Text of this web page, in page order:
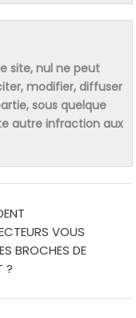
site, nul ne peut
modifier, diffuser
sous quelque
autre infraction aux
VOUS
BROCHES DE
?